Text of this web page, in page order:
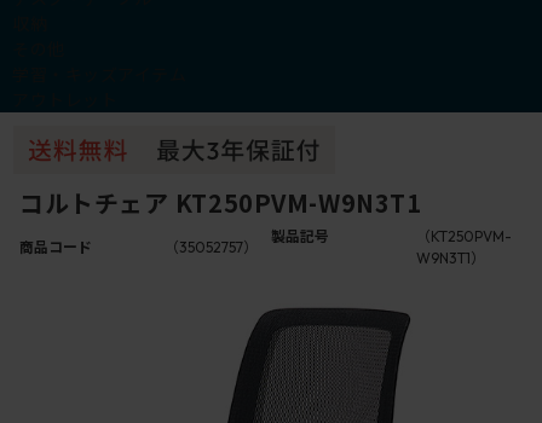
コルトチェア KT250PVM-W9N3T1
商品コード （35052757）
製品記号
（KT250PVM-
W9N3T1）